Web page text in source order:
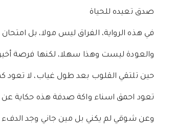
صدق تعيده للحياة
في هذه الرواية، الفراق ليس مولا، بل امتحان
والعودة ليست وهذا سهلا، لكنها فرصة
حين تلتقي القلوب بعد طول غياب، لا تعود
تعود احمق اسناء واكة صدفة هذه حكاية عن
وعن شوقي لم يكني بل مين جاني وجد